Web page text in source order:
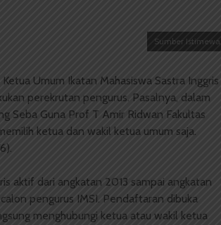
Sumber Istimewa
Umum Ikatan Mahasiswa Sastra Inggris
perekrutan pengurus. Pasalnya, dalam
Seba Guna Prof T Amir Ridwan Fakultas
ketua dan wakil ketua umum saja.
aktif dari angkatan 2013 sampai angkatan
pengurus IMSI. Pendaftaran dibuka
menghubungi ketua atau wakil ketua